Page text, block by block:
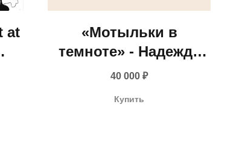
at
«Мотыльки в
темноте» - Надежда
Прадес, 2026
40 000 ₽
Купить